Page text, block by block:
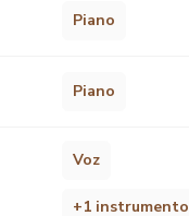
Piano
Piano
Voz
+1 instrumento